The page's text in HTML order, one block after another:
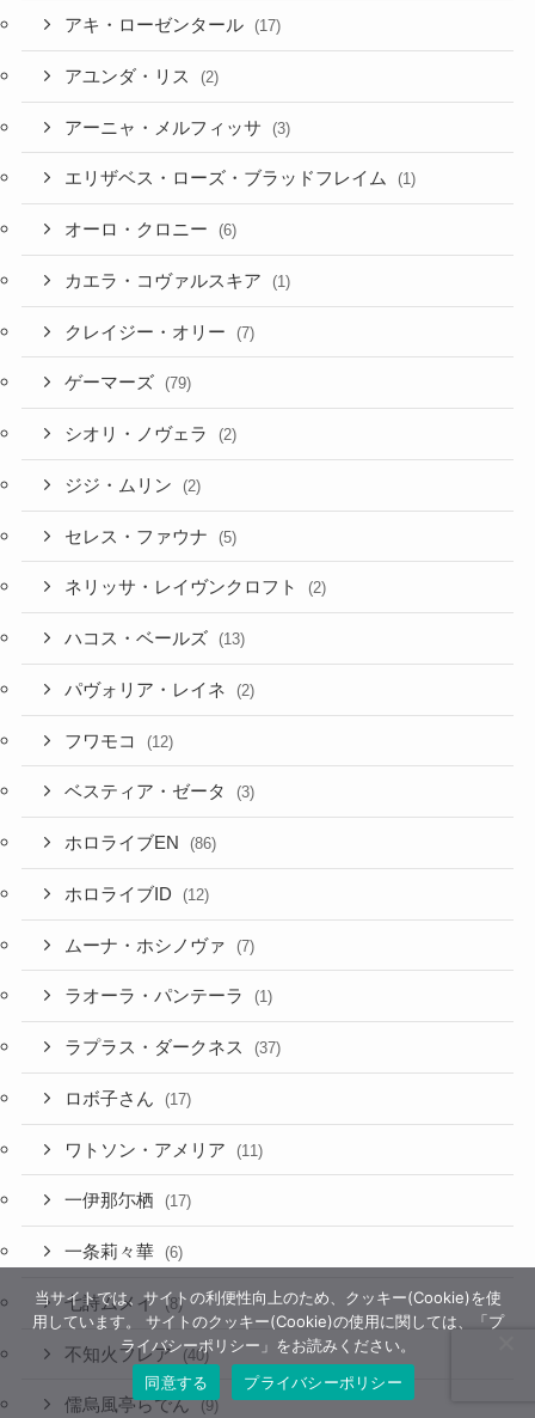
アキ・ローゼンタール (17)
アユンダ・リス (2)
アーニャ・メルフィッサ (3)
エリザベス・ローズ・ブラッドフレイム (1)
オーロ・クロニー (6)
カエラ・コヴァルスキア (1)
クレイジー・オリー (7)
ゲーマーズ (79)
シオリ・ノヴェラ (2)
ジジ・ムリン (2)
セレス・ファウナ (5)
ネリッサ・レイヴンクロフト (2)
ハコス・ベールズ (13)
パヴォリア・レイネ (2)
フワモコ (12)
ベスティア・ゼータ (3)
ホロライブEN (86)
ホロライブID (12)
ムーナ・ホシノヴァ (7)
ラオーラ・パンテーラ (1)
ラプラス・ダークネス (37)
ロボ子さん (17)
ワトソン・アメリア (11)
一伊那尓栖 (17)
一条莉々華 (6)
七詩ムメイ (8)
不知火フレア (40)
儒烏風亭らでん (9)
当サイトでは、サイトの利便性向上のため、クッキー(Cookie)を使
用しています。 サイトのクッキー(Cookie)の使用に関しては、「プ
ライバシーポリシー」をお読みください。
同意する
プライバシーポリシー